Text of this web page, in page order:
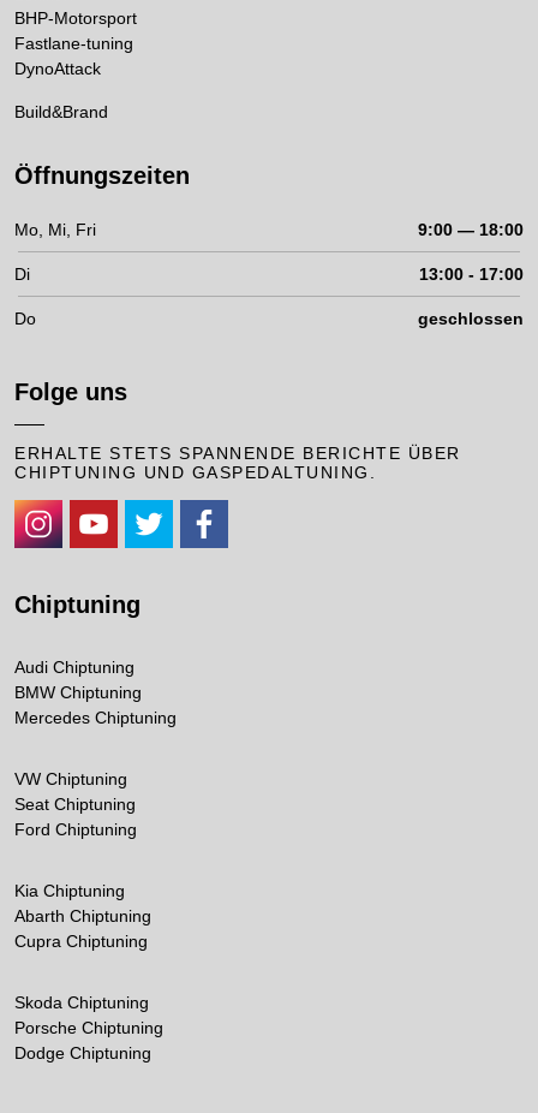
BHP-Motorsport
Fastlane-tuning
DynoAttack
Build&Brand
Öffnungszeiten
Mo, Mi, Fri 9:00 — 18:00
Di 13:00 - 17:00
Do geschlossen
Folge uns
ERHALTE STETS SPANNENDE BERICHTE ÜBER
CHIPTUNING UND GASPEDALTUNING.
Chiptuning
Audi Chiptuning
BMW Chiptuning
Mercedes Chiptuning
VW Chiptuning
Seat Chiptuning
Ford Chiptuning
Kia Chiptuning
Abarth Chiptuning
Cupra Chiptuning
Skoda Chiptuning
Porsche Chiptuning
Dodge Chiptuning